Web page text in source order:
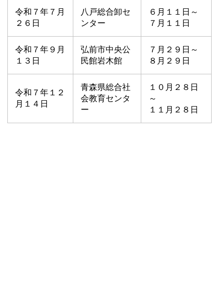
令和７年７月
２６日
八戸総合卸セ
ンター
６月１１日～
７月１１日
令和７年９月
１３日
弘前市中央公
民館岩木館
７月２９日～
８月２９日
令和７年１２
月１４日
青森県総合社
会教育センタ
ー
１０月２８日
～
１１月２８日